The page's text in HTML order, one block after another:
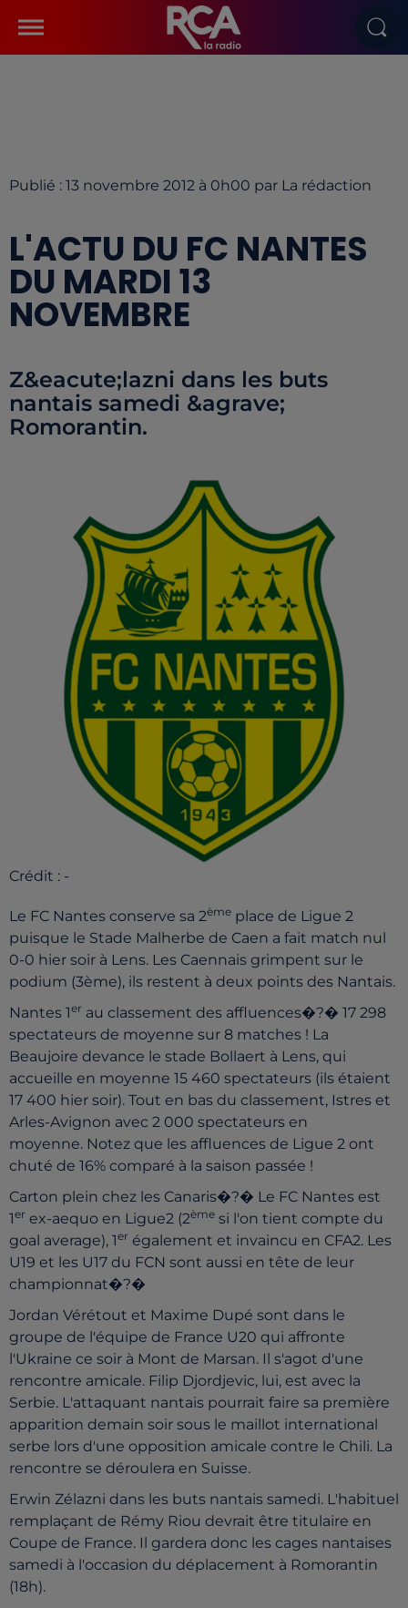
Publié : 13 novembre 2012 à 0h00 par La rédaction
L'ACTU DU FC NANTES
DU MARDI 13
NOVEMBRE
Z&eacute;lazni dans les buts
nantais samedi &agrave;
Romorantin.
Crédit : -
Le FC Nantes conserve sa 2ème place de Ligue 2
puisque le Stade Malherbe de Caen a fait match nul
0-0 hier soir à Lens. Les Caennais grimpent sur le
podium (3ème), ils restent à deux points des Nantais.
Nantes 1er au classement des affluences�?� 17 298
spectateurs de moyenne sur 8 matches ! La
Beaujoire devance le stade Bollaert à Lens, qui
accueille en moyenne 15 460 spectateurs (ils étaient
17 400 hier soir). Tout en bas du classement, Istres et
Arles-Avignon avec 2 000 spectateurs en
moyenne. Notez que les affluences de Ligue 2 ont
chuté de 16% comparé à la saison passée !
Carton plein chez les Canaris�?� Le FC Nantes est
1er ex-aequo en Ligue2 (2ème si l'on tient compte du
goal average), 1er également et invaincu en CFA2. Les
U19 et les U17 du FCN sont aussi en tête de leur
championnat�?�
Jordan Vérétout et Maxime Dupé sont dans le
groupe de l'équipe de France U20 qui affronte
l'Ukraine ce soir à Mont de Marsan. Il s'agot d'une
rencontre amicale. Filip Djordjevic, lui, est avec la
Serbie. L'attaquant nantais pourrait faire sa première
apparition demain soir sous le maillot international
serbe lors d'une opposition amicale contre le Chili. La
rencontre se déroulera en Suisse.
Erwin Zélazni dans les buts nantais samedi. L'habituel
remplaçant de Rémy Riou devrait être titulaire en
Coupe de France. Il gardera donc les cages nantaises
samedi à l'occasion du déplacement à Romorantin
(18h).